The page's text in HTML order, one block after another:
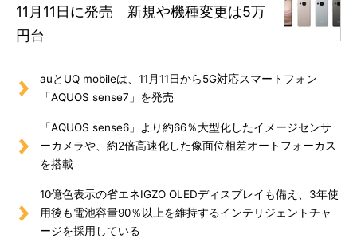
11月11日に発売 新規や機種変更は5万
円台
auとUQ mobileは、11月11日から5G対応スマートフォン
「AQUOS sense7」を発売
「AQUOS sense6」より約66％大型化したイメージセンサ
ーカメラや、約2倍高速化した像面位相差オートフォーカス
を搭載
10億色表示の省エネIGZO OLEDディスプレイも備え、3年使
用後も電池容量90％以上を維持するインテリジェントチャ
ージを採用している